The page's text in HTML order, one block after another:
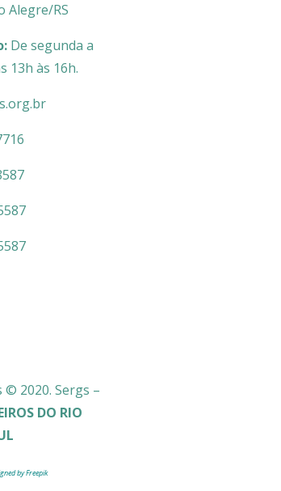
Alegre/RS
De segunda a
13h às 16h.
2020. Sergs –
DO RIO
by Freepik